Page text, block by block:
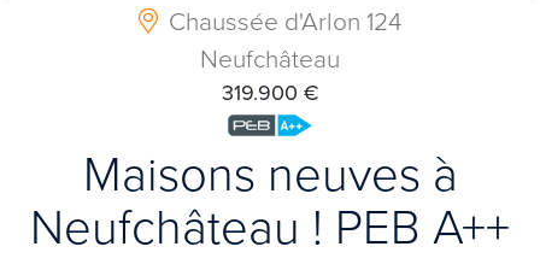
Chaussée d'Arlon 124
Neufchâteau
319.900 €
Maisons neuves à
Neufchâteau ! PEB A++